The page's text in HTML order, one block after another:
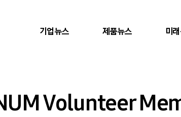
기업뉴스 제품뉴스 미
Volunteer